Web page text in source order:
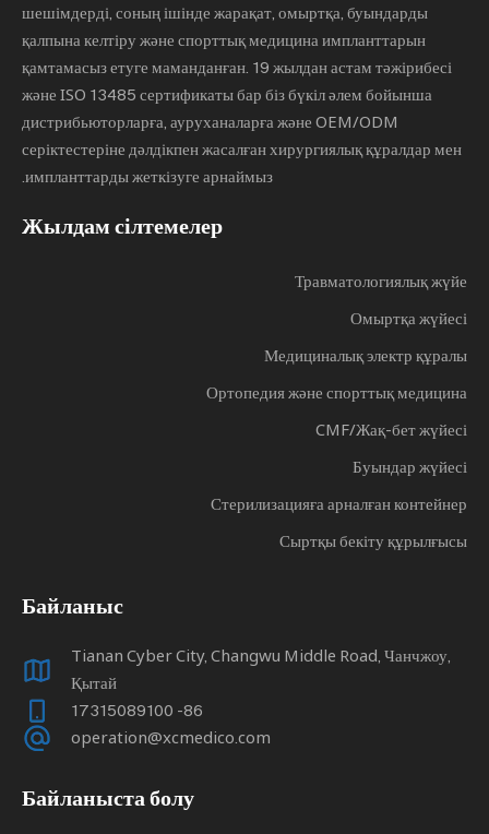
шешімдерді, соның ішінде жарақат, омыртқа, буындарды
қалпына келтіру және спорттық медицина импланттарын
қамтамасыз етуге маманданған. 19 жылдан астам тәжірибесі
және ISO 13485 сертификаты бар біз бүкіл әлем бойынша
дистрибьюторларға, ауруханаларға және OEM/ODM
серіктестеріне дәлдікпен жасалған хирургиялық құралдар мен
импланттарды жеткізуге арнаймыз.
Жылдам сілтемелер
Травматологиялық жүйе
Омыртқа жүйесі
Медициналық электр құралы
Ортопедия және спорттық медицина
CMF/Жақ-бет жүйесі
Буындар жүйесі
Стерилизацияға арналған контейнер
Сыртқы бекіту құрылғысы
Байланыс
Tianan Cyber ​​City, Changwu Middle Road, Чанчжоу,
Қытай
86- 17315089100
operation@xcmedico.com
Байланыста болу